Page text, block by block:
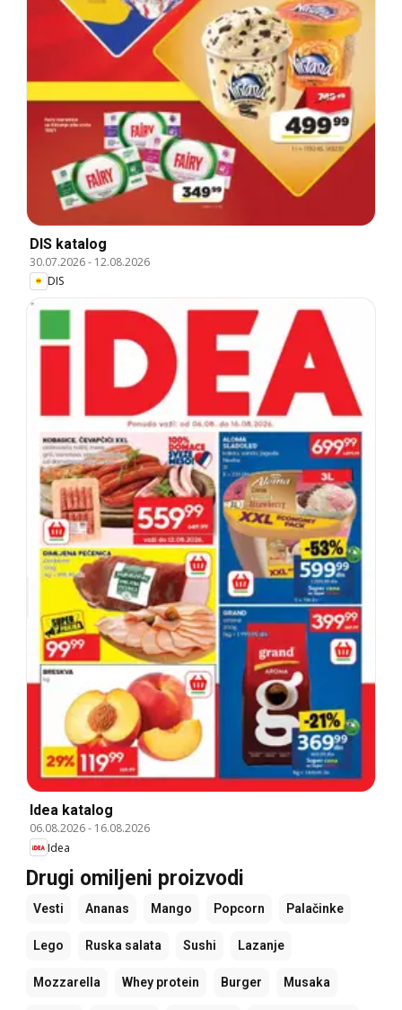
DIS katalog
30.07.2026- 12.08.2026
DIS
Idea katalog
06.08.2026- 16.08.2026
Idea
Drugi omiljeni proizvodi
Vesti Ananas Mango Popcorn Palačinke
Lego Ruska salata Sushi Lazanje
Mozzarella Whey protein Burger Musaka